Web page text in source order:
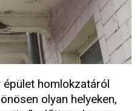
épület homlokzatáról
olyan helyeken,